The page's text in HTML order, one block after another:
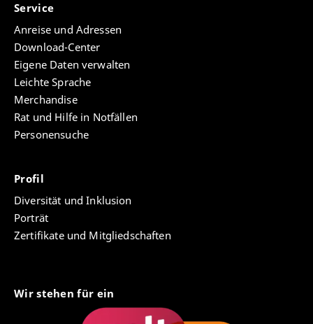
Service
Anreise und Adressen
Download-Center
Eigene Daten verwalten
Leichte Sprache
Merchandise
Rat und Hilfe in Notfällen
Personensuche
Profil
Diversität und Inklusion
Porträt
Zertifikate und Mitgliedschaften
Wir stehen für ein